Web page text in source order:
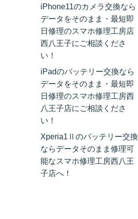
iPhone11のカメラ交換なら
データをそのまま・最短即
日修理のスマホ修理工房店
西八王子にご相談くださ
い！
iPadのバッテリー交換なら
データをそのまま・最短即
日修理のスマホ修理工房西
八王子店にご相談くださ
い！
Xperia1Ⅱのバッテリー交換
ならデータそのまま修理可
能なスマホ修理工房西八王
子店へ！